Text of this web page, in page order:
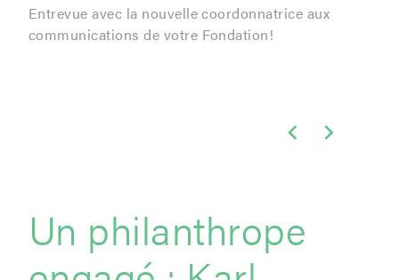
Entrevue avec la nouvelle coordonnatrice aux
communications de votre Fondation!
Un philanthrope